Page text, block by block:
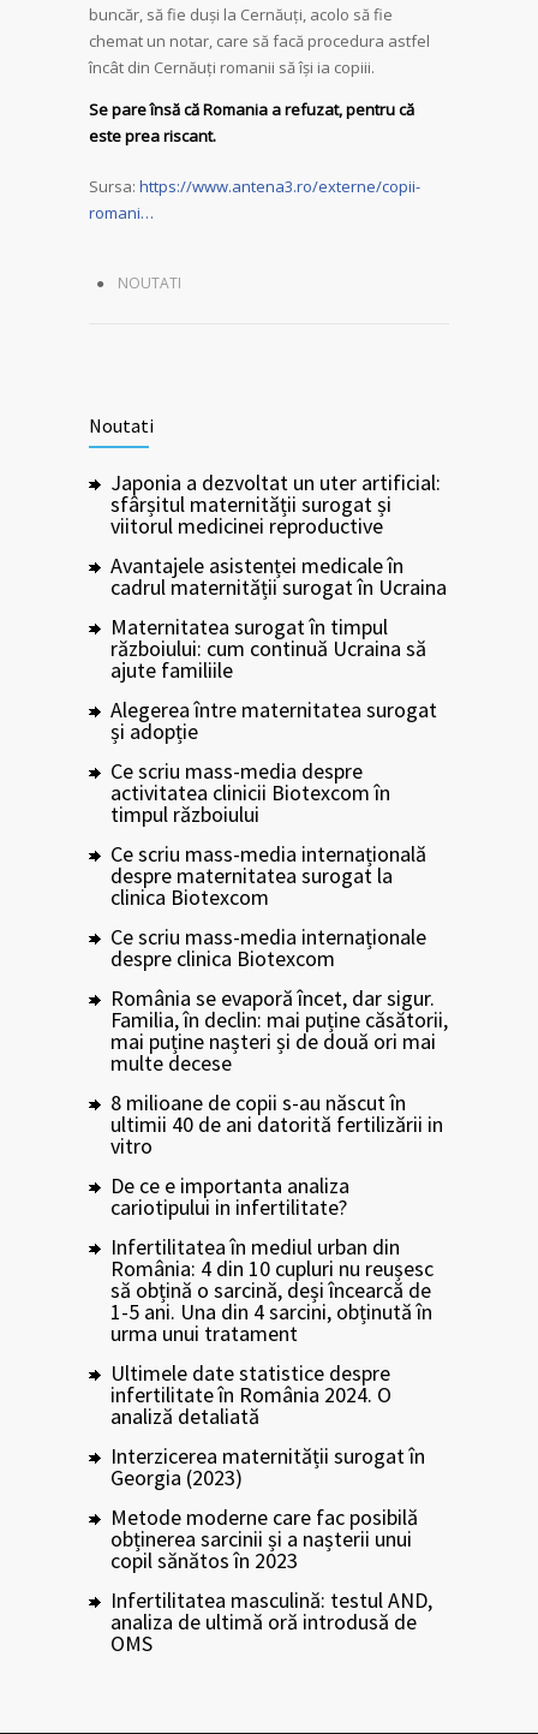
buncăr, să fie duși la Cernăuți, acolo să fie
chemat un notar, care să facă procedura astfel
încât din Cernăuți romanii să își ia copiii.
Se pare însă că Romania a refuzat, pentru că
este prea riscant.
Sursa: https://www.antena3.ro/externe/copii-
romani…
NOUTATI
Noutati
Japonia a dezvoltat un uter artificial:
sfârșitul maternității surogat și
viitorul medicinei reproductive
Avantajele asistenței medicale în
cadrul maternității surogat în Ucraina
Maternitatea surogat în timpul
războiului: cum continuă Ucraina să
ajute familiile
Alegerea între maternitatea surogat
și adopție
Ce scriu mass-media despre
activitatea clinicii Biotexcom în
timpul războiului
Ce scriu mass-media internațională
despre maternitatea surogat la
clinica Biotexcom
Ce scriu mass-media internaționale
despre clinica Biotexcom
România se evaporă încet, dar sigur.
Familia, în declin: mai puține căsătorii,
mai puține nașteri și de două ori mai
multe decese
8 milioane de copii s-au născut în
ultimii 40 de ani datorită fertilizării in
vitro
De ce e importanta analiza
cariotipului in infertilitate?
Infertilitatea în mediul urban din
România: 4 din 10 cupluri nu reușesc
să obțină o sarcină, deși încearcă de
1-5 ani. Una din 4 sarcini, obținută în
urma unui tratament
Ultimele date statistice despre
infertilitate în România 2024. O
analiză detaliată
Interzicerea maternității surogat în
Georgia (2023)
Metode moderne care fac posibilă
obținerea sarcinii și a nașterii unui
copil sănătos în 2023
Infertilitatea masculină: testul AND,
analiza de ultimă oră introdusă de
OMS